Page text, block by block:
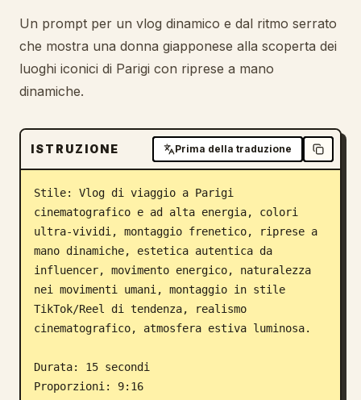
Aggiornamenti
Un prompt per un vlog dinamico e dal ritmo serrato
che mostra una donna giapponese alla scoperta dei
luoghi iconici di Parigi con riprese a mano
dinamiche.
ISTRUZIONE Prima della traduzione
Stile: Vlog di viaggio a Parigi
cinematografico e ad alta energia, colori
ultra-vividi, montaggio frenetico, riprese a
mano dinamiche, estetica autentica da
influencer, movimento energico, naturalezza
nei movimenti umani, montaggio in stile
TikTok/Reel di tendenza, realismo
cinematografico, atmosfera estiva luminosa.
Durata: 15 secondi
Proporzioni: 9:16